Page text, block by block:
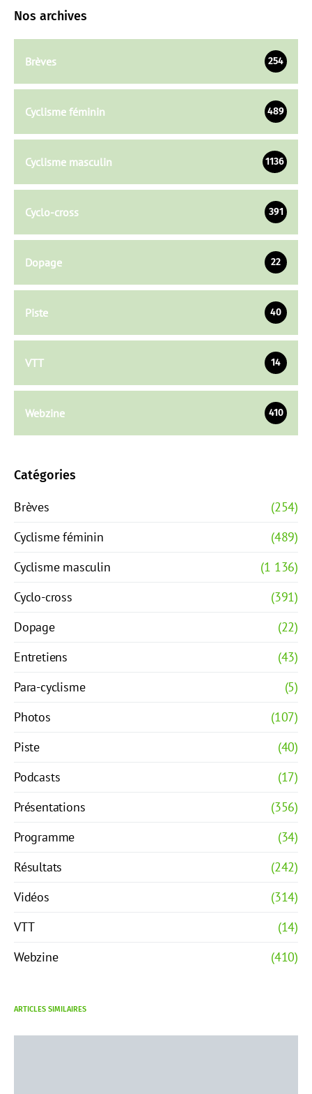
Nos archives
Brèves 254
Cyclisme féminin 489
Cyclisme masculin 1136
Cyclo-cross 391
Dopage 22
Piste 40
VTT 14
Webzine 410
Catégories
Brèves
(254)
Cyclisme féminin
(489)
Cyclisme masculin
(1 136)
Cyclo-cross
(391)
Dopage
(22)
Entretiens
(43)
Para-cyclisme
(5)
Photos
(107)
Piste
(40)
Podcasts
(17)
Présentations
(356)
Programme
(34)
Résultats
(242)
Vidéos
(314)
VTT
(14)
Webzine
(410)
ARTICLES SIMILAIRES